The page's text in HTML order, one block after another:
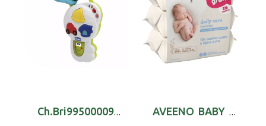
Ch.Bri995000090 Chave Falante AVEENO BABY PROMO TOALHITA LIMPX72 X2+1